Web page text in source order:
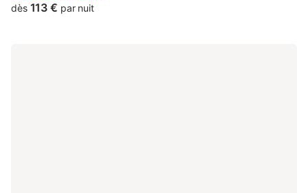
dès 113 € par nuit